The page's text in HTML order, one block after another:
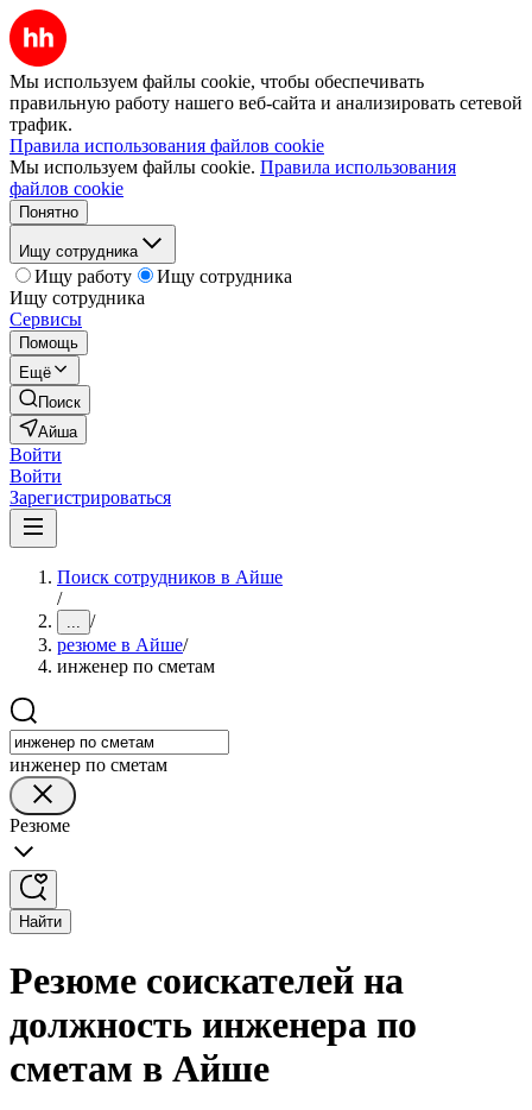
Мы используем файлы cookie, чтобы обеспечивать
правильную работу нашего веб-сайта и анализировать сетевой
трафик.
Правила использования файлов cookie
Мы используем файлы cookie. Правила использования
файлов cookie
Понятно
Ищу сотрудника
Ищу работу
Ищу сотрудника
Ищу сотрудника
Сервисы
Помощь
Ещё
Поиск
Айша
Войти
Войти
Зарегистрироваться
Поиск сотрудников в Айше
/
... /
резюме в Айше/
инженер по сметам
инженер по сметам
Резюме
Найти
Резюме соискателей на
должность инженера по
сметам в Айше